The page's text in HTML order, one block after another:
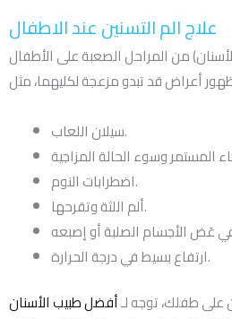
علاج الم التسنين عند الاطفال
من المراحل الصعبة على الأطفال
سيلان اللعاب.
اضطرابات النوم.
ألم اللثة وتقرحها.
ارتفاع بسيط في درجة الحرارة.
على طفلك، توجه لـأفضل طبيب الأسنان